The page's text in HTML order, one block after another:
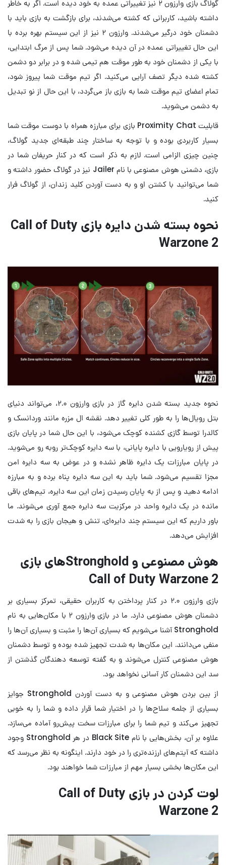
گولاگ بازی وارزون ۲ نیز تغییراتی عمده به خود دیده است. اگر به خاطر
داشته باشید، کاربرانی که کشته می‌شدند، برای بازگشت به بازی باید با
دشمنان خود درگیر می‌شدند. وارزون ۲ نیز از این سیستم بهره برده با
این حال تغییراتی عمده در آن دیده می‌شود. شما پس از مرگ ابتدایی،
با یکی از دشمنان خود به طور موقت هم تیمی شده و در برابر دو دشمن
کشته شده دیگر تصف آرایی می‌کنید. اگر تیم موقت شما پیروز شود،
تمام اعضای تیم موقت شما به بازی باز می‌گردد، با این حال از نو تبدیل
به دشمن می‌شوید.
قابلیت Proximity Chat بازی برای مبارزه همراه با دوست موقت شما
بسیار کاربردی بوده و با توجه به ساختار چند طبقه‌ای جدید گولاگ،
چنین چیزی الزامی است. لازم به ذکر است که در کنار حریفان شما در
بازی، دشمنی هوش مصنوعی با نام Jailer نیز در گولاگ حضور داشته و
شما می‌توانید با کشتن او و به دست آوردن کلید زندان، از گولاگ فرار
کنید.
نحوه بسته شدن دایره بازی Call of Duty
Warzone 2
نحوه جدید بسته شدن دایره گاز در بازی وارزون ۲.۰، می‌تواند دنیای
بتل رویال‌ها را به طور کلی تغییر دهد. نقشه ال مزره مانند وردانسک و
کالدرا توسط گازی کشنده کوچک می‌شود، با این حال شما در پایان بازی
پیش از رویارویی با دایره پایانی، با سه دایره کوچک‌تر روبه رو می‌شوید.
در پایان مبارزات یک دایره ظاهر نشده و در عوض به سه دایره امن
مجزا تقسیم می‌شود. شما باید به این سه دایره پناه برده و به مبارزه
ادامه دهید و پس از به پایان رسیدن زمان این سه دایره، تیم‌های باقی
مانده در یک دایره واحد در مرکزیت سه دایره جمع آوری می‌شوند. ما
باور داریم که این سیستم چند دایره‌ای، تنش و هیجان بازی را به شدت
افزایش می‌دهد.
هوش مصنوعی و Strongholdهای بازی
Call of Duty Warzone 2
بازی وارزون ۲.۰ در کنار پرداختن به کاربران حقیقی، تمرکز بسیاری بر
دشمنان هوش مصنوعی دارد. ما در بازی وارزون ۲ با مکان‌هایی به نام
Stronghold آشنا می‌شویم که بسیاری آن‌ها را مثبت و بسیاری آن‌ها را
منفی می‌دانند. این مکان‌ها به شدت تجهیز شده بوده و توسط دشمنان
هوش مصنوعی کنترل می‌شوند و به گفته توسعه دهندگان گذشتن از
سد این دشمنان کار آسانی نخواهد بود.
از بین بردن هوش مصنوعی و به دست آوردن Stronghold جوایز
بسیاری از جلمه سلاح‌ها را در اختیار شما قرار داده و شما را به خوبی
تجهیز می‌کند و تیم شما را برای مبارزات سخت پیش‌رو آماده می‌سازد.
علاوه بر آن، بخش‌هایی با نام Black Site در هر Stronghold وجود
داشته که آیتم‌های ارزنده‌تری را در خود دارند. اینگونه به نظر می‌رسد که
این مکان‌ها بخشی بسیار مهم از مبارزات شما خواهند بود.
لوت کردن در بازی Call of Duty
Warzone 2